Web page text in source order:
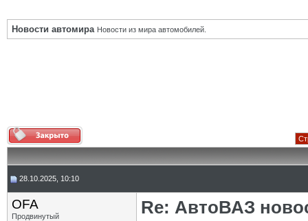
Новости автомира Новости из мира автомобилей.
28.10.2025, 10:10
OFA
Продвинутый Re: АвтоВАЗ